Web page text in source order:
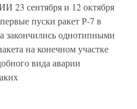
сентября и 12 октября
пуски ракет Р-7 в
закончились однотипными
на конечном участке
вида аварии